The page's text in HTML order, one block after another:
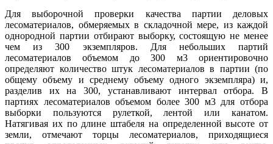
Для выборочной проверки качества партии деловых
лесоматериалов, обмеряемых в складочной мере, из каждой
однородной партии отбирают выборку, состоящую не менее
чем из 300 экземпляров. Для небольших партий
лесоматериалов объемом до 300 м3 ориентировочно
определяют количество штук лесоматериалов в партии (по
общему объему и среднему объему одного экземпляра) и,
разделив их на 300, устанавливают интервал отбора. В
партиях лесоматериалов объемом более 300 м3 для отбора
выборки пользуются рулеткой, лентой или канатом.
Натягивая их по длине штабеля на определенной высоте от
земли, отмечают торцы лесоматериалов, приходящиеся